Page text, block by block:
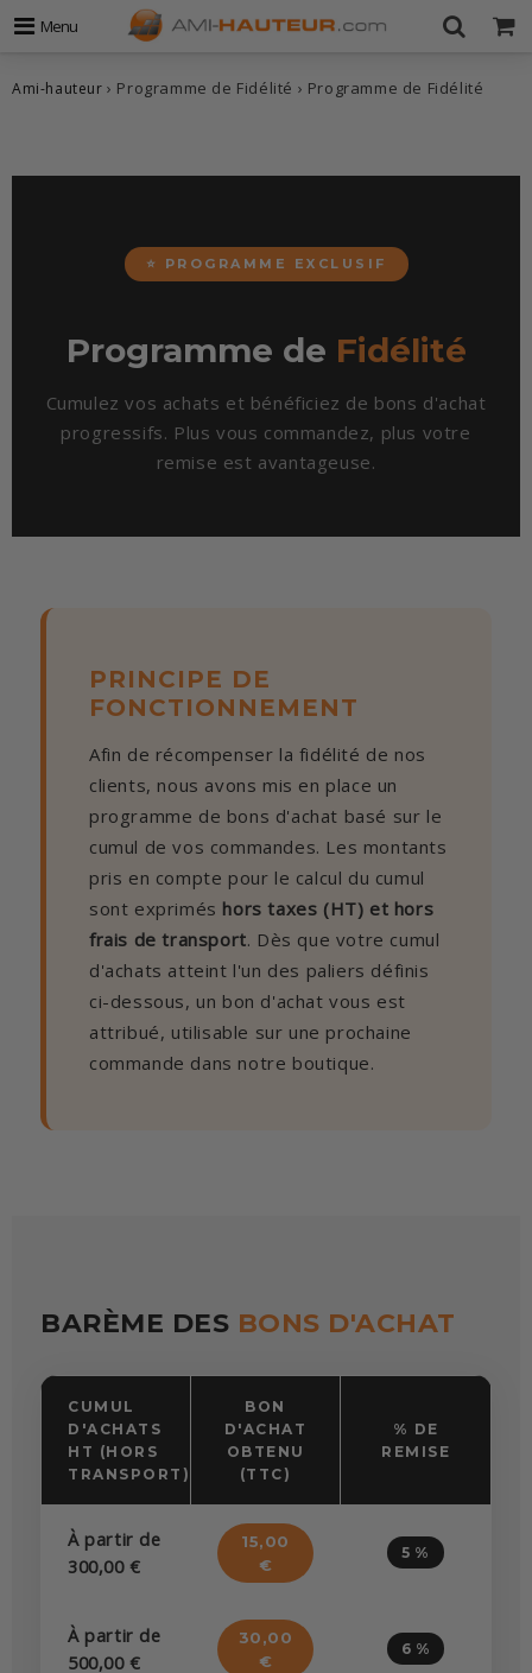
Menu
Ami-hauteur › Programme de Fidélité › Programme de Fidélité
⭐ PROGRAMME EXCLUSIF
Programme de Fidélité
Cumulez vos achats et bénéficiez de bons d'achat
progressifs. Plus vous commandez, plus votre
remise est avantageuse.
PRINCIPE DE
FONCTIONNEMENT
Afin de récompenser la fidélité de nos
clients, nous avons mis en place un
programme de bons d'achat basé sur le
cumul de vos commandes. Les montants
pris en compte pour le calcul du cumul
sont exprimés hors taxes (HT) et hors
frais de transport. Dès que votre cumul
d'achats atteint l'un des paliers définis
ci-dessous, un bon d'achat vous est
attribué, utilisable sur une prochaine
commande dans notre boutique.
BARÈME DES BONS D'ACHAT
CUMUL
D'ACHATS
HT (HORS
TRANSPORT)
BON
D'ACHAT
OBTENU
(TTC)
% DE
REMISE
À partir de
300,00 €
15,00
€
5 %
À partir de
500,00 €
30,00
€
6 %